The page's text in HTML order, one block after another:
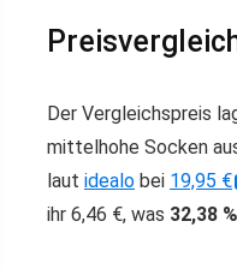
Der Vergleichspreis
mittelhohe Socken
laut idealo bei 19,95 €
ihr 6,46 €, was 32,38 %